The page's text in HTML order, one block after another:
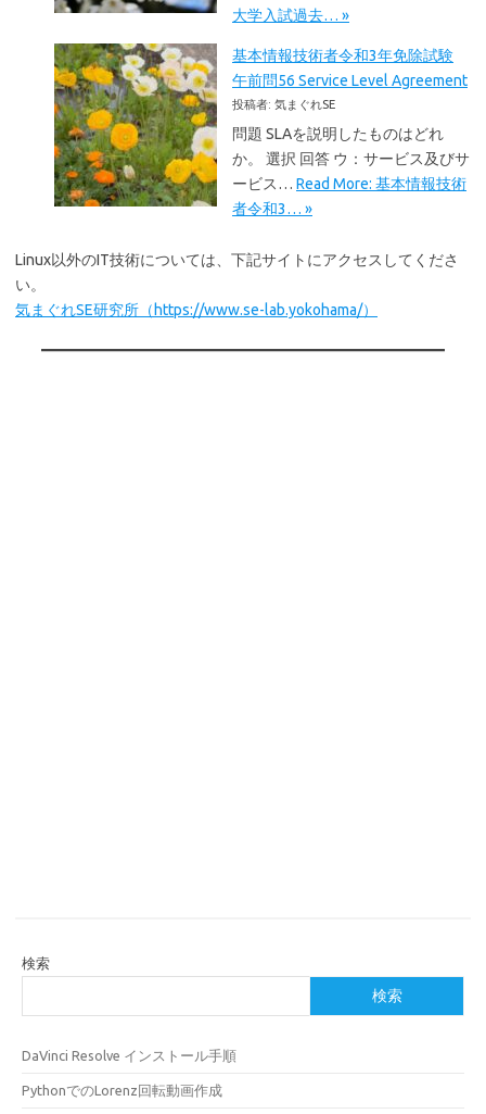
大学入試過去… »
基本情報技術者令和3年免除試験
午前問56 Service Level Agreement
投稿者: 気まぐれSE
問題 SLAを説明したものはどれ
か。 選択 回答 ウ：サービス及びサ
ービス… Read More: 基本情報技術
者令和3… »
Linux以外のIT技術については、下記サイトにアクセスしてくださ
い。
気まぐれSE研究所（https://www.se-lab.yokohama/）
検索
検索
DaVinci Resolve インストール手順
PythonでのLorenz回転動画作成